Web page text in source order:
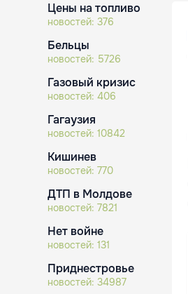
Цены на топливо
новостей: 376
Бельцы
новостей: 5726
Газовый кризис
новостей: 406
Гагаузия
новостей: 10842
Кишинев
новостей: 770
ДТП в Молдове
новостей: 7821
Нет войне
новостей: 131
Приднестровье
новостей: 34987